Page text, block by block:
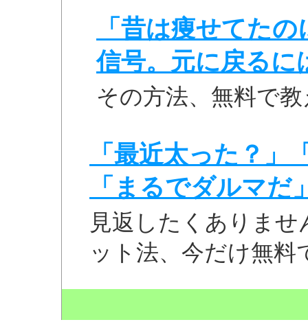
「昔は痩せてた
信号。元に戻るに
その方法、無料で
「最近太った？
「まるでダルマだ
見返したくありま
ット法、今だけ無料